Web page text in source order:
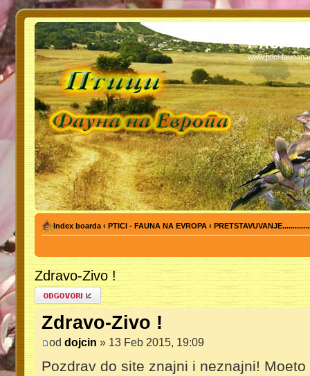
PTICI -
www.ptici-
Index boarda ‹ PTICI - FAUNA NA EVROPA ‹
Zdravo-Zivo !
Odgovori
Zdravo-Zivo !
od dojcin » 13 Feb 2015, 19:09
Pozdrav do site znajni i neznajni!